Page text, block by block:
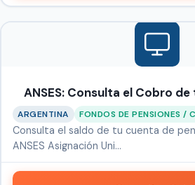
ANSES: Consulta el Cobro de
ARGENTINA FONDOS DE PENSIONES /
Consulta el saldo de tu cuenta de
ANSES Asignación Uni…